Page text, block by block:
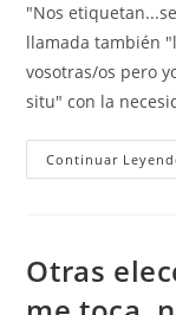
"Nos
llamada también
vosotras/os pero
situ" con la
Continuar
Otras